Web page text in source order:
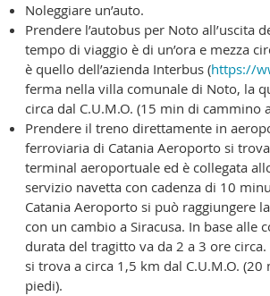
Noleggiare un’auto.
Prendere l’autobus per Noto all’uscita
tempo di viaggio è di un’ora e mezza
è quello dell’azienda Interbus (https://
ferma nella villa comunale di Noto, la
circa dal C.U.M.O. (15 min di cammino
Prendere il treno direttamente in
ferroviaria di Catania Aeroporto si
terminal aeroportuale ed è collegata
servizio navetta con cadenza di 10
Catania Aeroporto si può raggiungere
con un cambio a Siracusa. In base alle
durata del tragitto va da 2 a 3 ore
si trova a circa 1,5 km dal C.U.M.O.
piedi).